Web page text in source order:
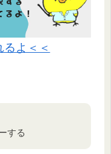
るよ＜＜
する